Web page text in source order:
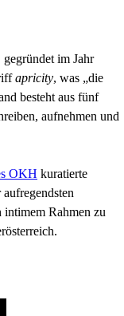
im Jahr
apricity, was „die
besteht aus fünf
aufnehmen und
OKH kuratierte
intimem Rahmen zu